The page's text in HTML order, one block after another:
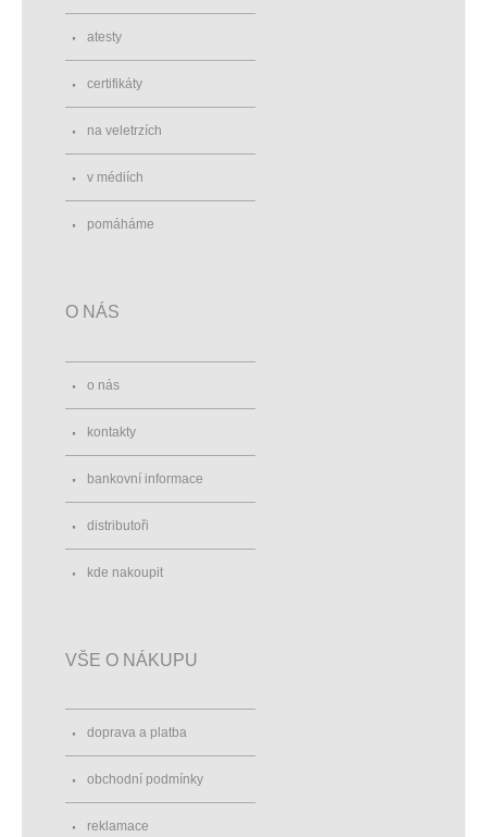
atesty
certifikáty
na veletrzích
v médiích
pomáháme
O NÁS
o nás
kontakty
bankovní informace
distributoři
kde nakoupit
VŠE O NÁKUPU
doprava a platba
obchodní podmínky
reklamace